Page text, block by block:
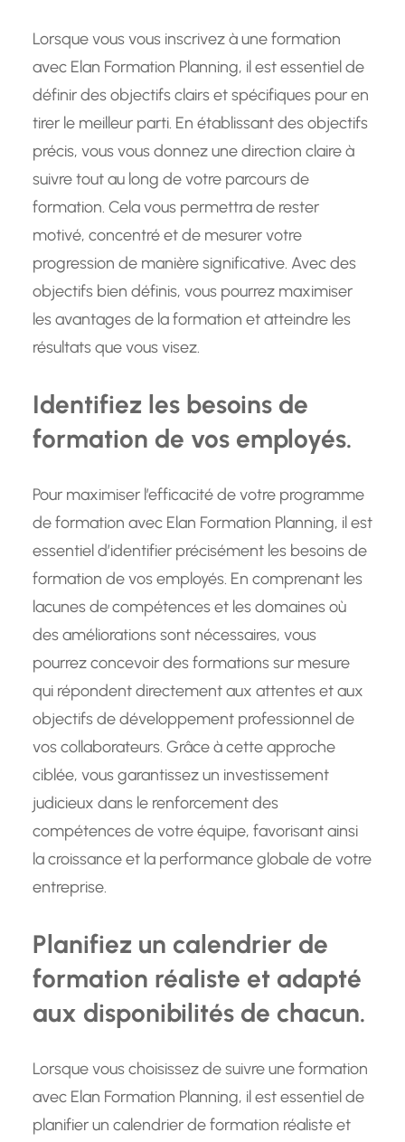
Lorsque vous vous inscrivez à une formation
avec Elan Formation Planning, il est essentiel de
définir des objectifs clairs et spécifiques pour en
tirer le meilleur parti. En établissant des objectifs
précis, vous vous donnez une direction claire à
suivre tout au long de votre parcours de
formation. Cela vous permettra de rester
motivé, concentré et de mesurer votre
progression de manière significative. Avec des
objectifs bien définis, vous pourrez maximiser
les avantages de la formation et atteindre les
résultats que vous visez.
Identifiez les besoins de
formation de vos employés.
Pour maximiser l’efficacité de votre programme
de formation avec Elan Formation Planning, il est
essentiel d’identifier précisément les besoins de
formation de vos employés. En comprenant les
lacunes de compétences et les domaines où
des améliorations sont nécessaires, vous
pourrez concevoir des formations sur mesure
qui répondent directement aux attentes et aux
objectifs de développement professionnel de
vos collaborateurs. Grâce à cette approche
ciblée, vous garantissez un investissement
judicieux dans le renforcement des
compétences de votre équipe, favorisant ainsi
la croissance et la performance globale de votre
entreprise.
Planifiez un calendrier de
formation réaliste et adapté
aux disponibilités de chacun.
Lorsque vous choisissez de suivre une formation
avec Elan Formation Planning, il est essentiel de
planifier un calendrier de formation réaliste et